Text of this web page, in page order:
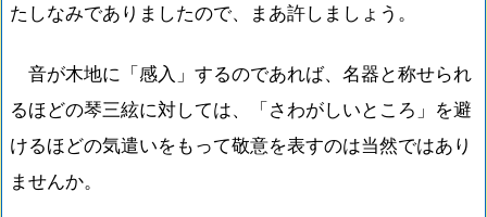
たしなみでありましたので、まあ許しましょう。
音が木地に「感入」するのであれば、名器と称せられ
るほどの琴三絃に対しては、「さわがしいところ」を避
けるほどの気遣いをもって敬意を表すのは当然ではあり
ませんか。